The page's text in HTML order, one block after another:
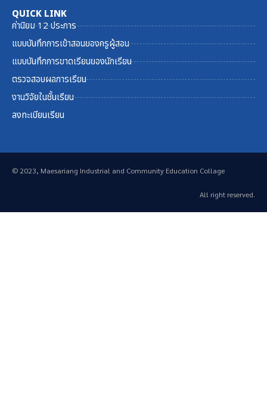
QUICK LINK
ค่านิยม 12 ประการ
แบบบันทึกการเข้าสอนของครูผู้สอน
แบบบันทึกการขาดเรียนของนักเรียน
ตรวจสอบผลการเรียน
งานวิจัยในชั้นเรียน
ลงทะเบียนเรียน
© 2023, Maesariang Industrial and Community Education Collage
All right reserved.